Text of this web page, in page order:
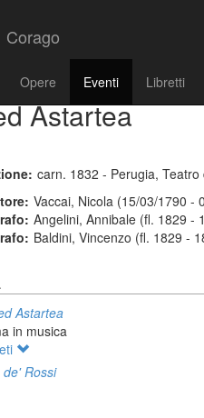
Corago
Opere Eventi Libretti
Astartea
carn. 1832 - Perugia, Teatro
Vaccai, Nicola (15/03/1790 -
Angelini, Annibale (fl. 1829 -
Baldini, Vincenzo (fl. 1829 -
Astartea
in musica
de' Rossi